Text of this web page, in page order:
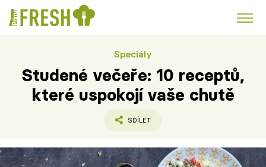
Polévky k večeři
Česká kuchyně Čokoláda
Témata
Speciály
Studené večeře: 10 receptů,
které uspokojí vaše chutě
SDÍLET